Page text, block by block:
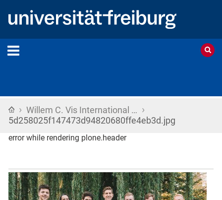
Startseite
› Willem C. Vis International … ›
5d258025f147473d94820680ffe4eb3d.jpg
error while rendering plone.header